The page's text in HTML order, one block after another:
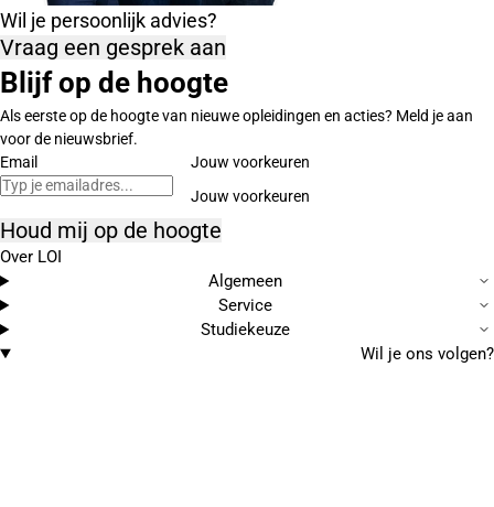
Wil je persoonlijk advies?
Vraag een gesprek aan
Blijf op de hoogte
Als eerste op de hoogte van nieuwe opleidingen en acties? Meld je aan
voor de nieuwsbrief.
Email
Jouw voorkeuren
Houd mij op de hoogte
Over LOI
Algemeen
Service
Studiekeuze
Wil je ons volgen?